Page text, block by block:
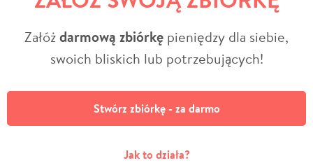
Załóżdarmową zbiórkę pieniędzy dla siebie,
swoich bliskich lub potrzebujących!
Stwórz zbiórkę - za darmo
Jak to działa?